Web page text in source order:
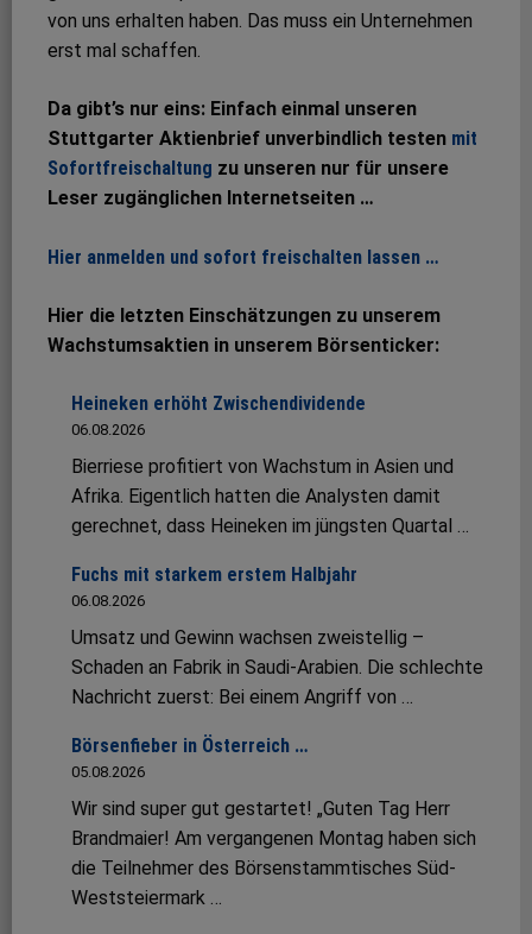
von uns erhalten haben. Das muss ein Unternehmen
erst mal schaffen.
Da gibt’s nur eins: Einfach einmal unseren
Stuttgarter Aktienbrief unverbindlich testen mit
Sofortfreischaltung zu unseren nur für unsere
Leser zugänglichen Internetseiten …
Hier anmelden und sofort freischalten lassen …
Hier die letzten Einschätzungen zu unserem
Wachstumsaktien in unserem Börsenticker:
Heineken erhöht Zwischendividende
06.08.2026
Bierriese profitiert von Wachstum in Asien und
Afrika. Eigentlich hatten die Analysten damit
gerechnet, dass Heineken im jüngsten Quartal …
Fuchs mit starkem erstem Halbjahr
06.08.2026
Umsatz und Gewinn wachsen zweistellig –
Schaden an Fabrik in Saudi-Arabien. Die schlechte
Nachricht zuerst: Bei einem Angriff von …
Börsenfieber in Österreich …
05.08.2026
Wir sind super gut gestartet! „Guten Tag Herr
Brandmaier! Am vergangenen Montag haben sich
die Teilnehmer des Börsenstammtisches Süd-
Weststeiermark …